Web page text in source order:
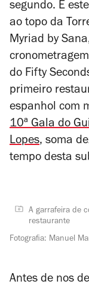
segundo. É
ao topo da
Myriad by
do Fifty
primeiro
espanhol com
10ª Gala do
Lopes, soma
tempo desta
A garrafeira de
restaurante
Fotografia: Manuel
Antes de nos